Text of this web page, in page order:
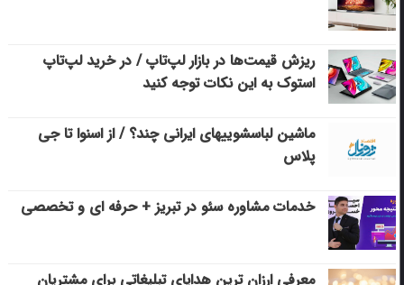
ریزش قیمت‌ها در بازار لپ‌تاپ / در خرید لپ‌تاپ
استوک به این نکات توجه کنید
ماشین لباسشویی‎های ایرانی چند؟ / از اسنوا تا جی
پلاس
خدمات مشاوره سئو در تبریز + حرفه ای و تخصصی
معرفی ارزان ترین هدایای تبلیغاتی برای مشتریان